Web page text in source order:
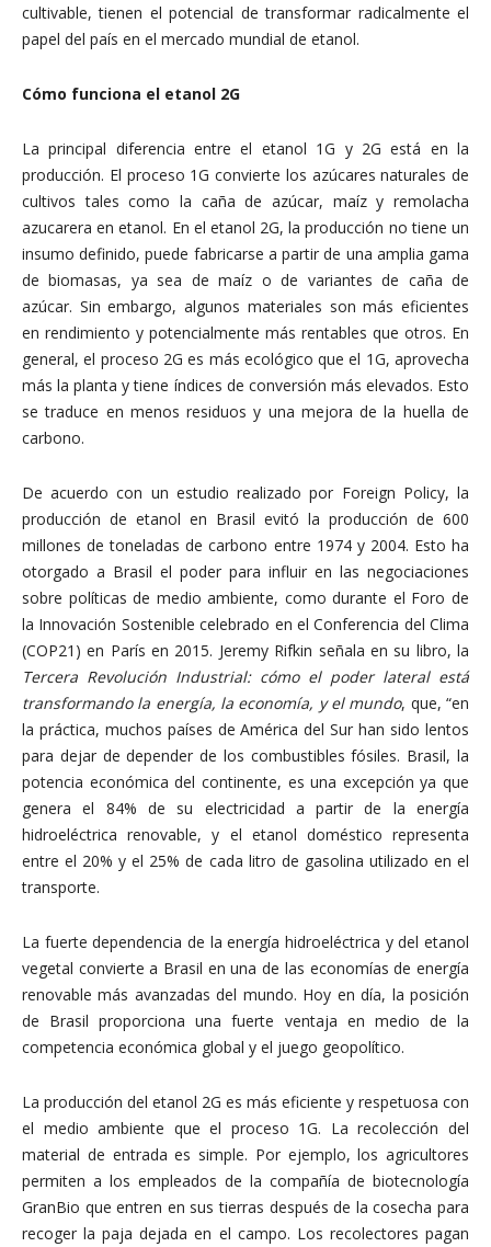
cultivable, tienen el potencial de transformar radicalmente el
papel del país en el mercado mundial de etanol.
Cómo funciona el etanol 2G
La principal diferencia entre el etanol 1G y 2G está en la
producción. El proceso 1G convierte los azúcares naturales de
cultivos tales como la caña de azúcar, maíz y remolacha
azucarera en etanol. En el etanol 2G, la producción no tiene un
insumo definido, puede fabricarse a partir de una amplia gama
de biomasas, ya sea de maíz o de variantes de caña de
azúcar. Sin embargo, algunos materiales son más eficientes
en rendimiento y potencialmente más rentables que otros. En
general, el proceso 2G es más ecológico que el 1G, aprovecha
más la planta y tiene índices de conversión más elevados. Esto
se traduce en menos residuos y una mejora de la huella de
carbono.
De acuerdo con un estudio realizado por Foreign Policy, la
producción de etanol en Brasil evitó la producción de 600
millones de toneladas de carbono entre 1974 y 2004. Esto ha
otorgado a Brasil el poder para influir en las negociaciones
sobre políticas de medio ambiente, como durante el Foro de
la Innovación Sostenible celebrado en el Conferencia del Clima
(COP21) en París en 2015. Jeremy Rifkin señala en su libro, la
Tercera Revolución Industrial: cómo el poder lateral está
transformando la energía, la economía, y el mundo, que, “en
la práctica, muchos países de América del Sur han sido lentos
para dejar de depender de los combustibles fósiles. Brasil, la
potencia económica del continente, es una excepción ya que
genera el 84% de su electricidad a partir de la energía
hidroeléctrica renovable, y el etanol doméstico representa
entre el 20% y el 25% de cada litro de gasolina utilizado en el
transporte.
La fuerte dependencia de la energía hidroeléctrica y del etanol
vegetal convierte a Brasil en una de las economías de energía
renovable más avanzadas del mundo. Hoy en día, la posición
de Brasil proporciona una fuerte ventaja en medio de la
competencia económica global y el juego geopolítico.
La producción del etanol 2G es más eficiente y respetuosa con
el medio ambiente que el proceso 1G. La recolección del
material de entrada es simple. Por ejemplo, los agricultores
permiten a los empleados de la compañía de biotecnología
GranBio que entren en sus tierras después de la cosecha para
recoger la paja dejada en el campo. Los recolectores pagan